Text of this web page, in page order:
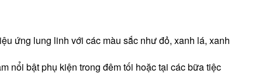
ứng lung linh với các màu sắc như đỏ, xanh lá, xanh
nổi bật phụ kiện trong đêm tối hoặc tại các bữa tiệc